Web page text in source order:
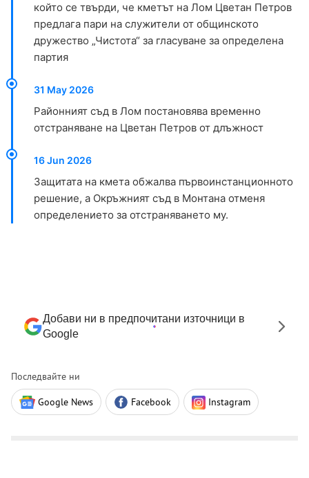
който се твърди, че кметът на Лом Цветан Петров
предлага пари на служители от общинското
дружество „Чистота“ за гласуване за определена
партия
31 May 2026
Районният съд в Лом постановява временно
отстраняване на Цветан Петров от длъжност
16 Jun 2026
Защитата на кмета обжалва първоинстанционното
решение, а Окръжният съд в Монтана отменя
определението за отстраняването му.
Добави ни в предпочитани източници в
Google
Последвайте ни
Google News Facebook Instagram